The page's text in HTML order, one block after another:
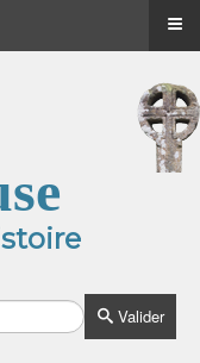
Valider
≡
≡